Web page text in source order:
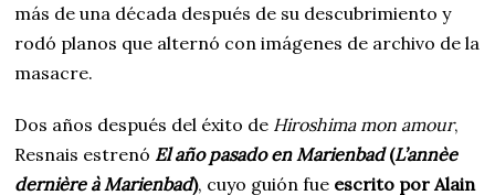
más de una década después de su descubrimiento y
rodó planos que alternó con imágenes de archivo de la
masacre.
Dos años después del éxito de Hiroshima mon amour,
Resnais estrenó El año pasado en Marienbad(L’annèe
dernière à Marienbad), cuyo guión fue escrito por Alain